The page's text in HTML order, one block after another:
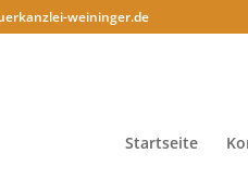
weininger.de
Startseite